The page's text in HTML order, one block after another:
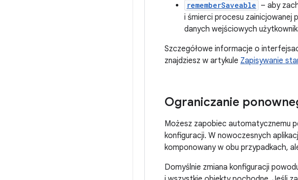
rememberSaveable – aby
i śmierci procesu zainicjowanej
danych wejściowych
Szczegółowe informacje o
znajdziesz w artykule Zapisywanie
Ograniczanie
Możesz zapobiec automatycznemu
konfiguracji. W nowoczesnych
komponowany w obu przypadkach,
Domyślnie zmiana konfiguracji